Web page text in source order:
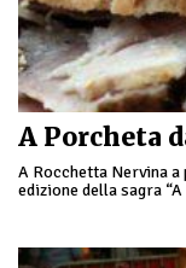
A Rocchetta Nervina a
edizione della sagra